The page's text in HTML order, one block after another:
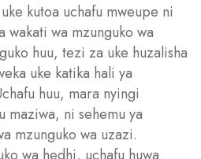
kutoa uchafu mweupe ni
wakati wa mzunguko wa
huu, tezi za uke huzalisha
uke katika hali ya
huu, mara nyingi
maziwa, ni sehemu ya
mzunguko wa uzazi.
wa hedhi, uchafu huwa